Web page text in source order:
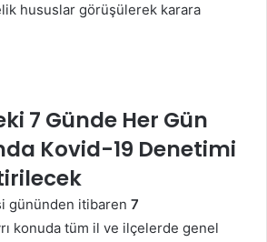
hususlar görüşülerek karara
7 Günde Her Gün
Kovid-19 Denetimi
gününden itibaren 7
konuda tüm il ve ilçelerde genel